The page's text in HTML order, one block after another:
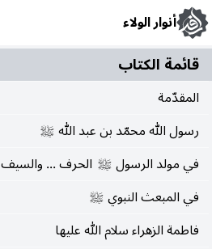
أنوار الولاء
قائمة الکتاب
المقدّمة
رسول الله محمّد بن عبد الله صلى‌الله‌عليه‌وآله
في مولد الرسول صلى‌الله‌عليه‌وآله الحرف ... والسيف
في المبعث النبوي صلى‌الله‌عليه‌وآله
فاطمة الزهراء سلام الله عليها
في ظلّ قبّته يُجابُ
بها الدعا